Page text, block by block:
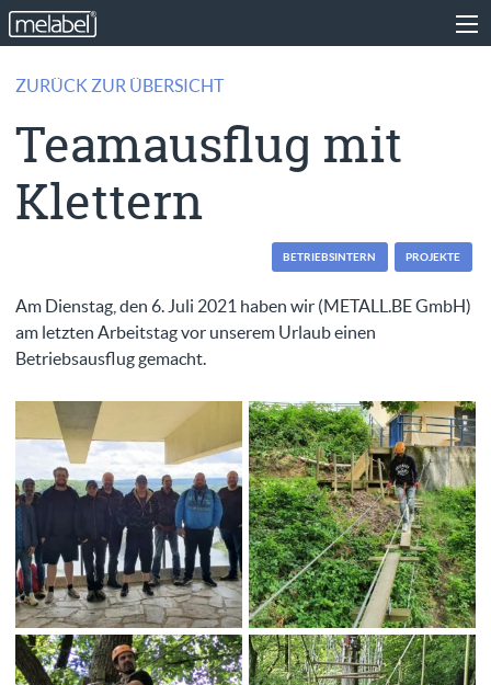
ZURÜCK ZUR ÜBERSICHT
Teamausflug mit
Klettern
BETRIEBSINTERN PROJEKTE
Am Dienstag, den 6. Juli 2021 haben wir (METALL.BE GmbH)
am letzten Arbeitstag vor unserem Urlaub einen
Betriebsausflug gemacht.